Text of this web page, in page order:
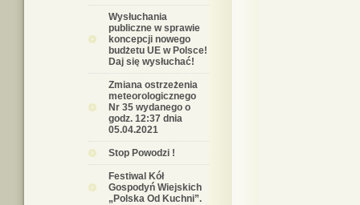
Wysłuchania
publiczne w sprawie
koncepcji nowego
budżetu UE w Polsce!
Daj się wysłuchać!
Zmiana ostrzeżenia
meteorologicznego
Nr 35 wydanego o
godz. 12:37 dnia
05.04.2021
Stop Powodzi !
Festiwal Kół
Gospodyń Wiejskich
„Polska Od Kuchni”.